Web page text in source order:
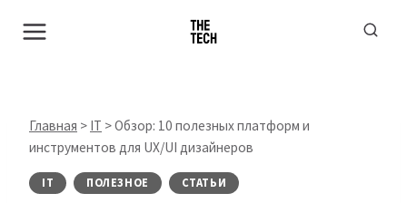
Главная > IT >Обзор: 10 полезных платформ и
инструментов для UX/UI дизайнеров
IT ПОЛЕЗНОЕ СТАТЬИ